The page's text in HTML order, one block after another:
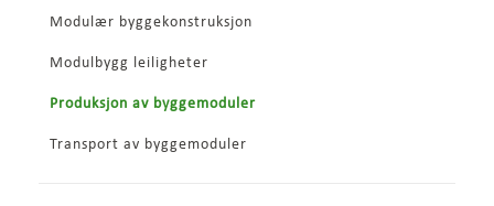
Modulær byggekonstruksjon
Modulbygg leiligheter
Produksjon av byggemoduler
Transport av byggemoduler